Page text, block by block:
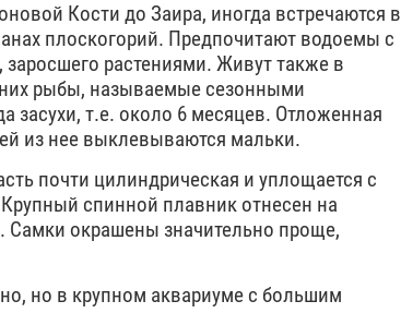
Кости до Заира, иногда встречаются в
плоскогорий. Предпочитают водоемы с
растениями. Живут также в
рыбы, называемые сезонными
засухи, т.е. около 6 месяцев. Отложенная
из нее выклевываются мальки.
почти цилиндрическая и уплощается с
спинной плавник отнесен на
окрашены значительно проще,
но в крупном аквариуме с большим